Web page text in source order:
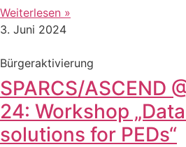
Weiterlesen »
3. Juni 2024
Bürgeraktivierung
SPARCS/ASCEND
24: Workshop
solutions for PEDs“